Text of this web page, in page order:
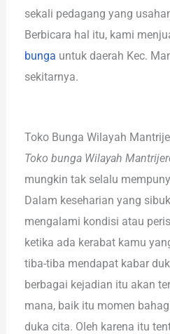
sekali pedagang yang
Berbicara hal itu, kami
bunga untuk daerah Kec.
sekitarnya.
Toko Bunga Wilayah
Toko bunga Wilayah
mungkin tak selalu
Dalam keseharian yang
mengalami kondisi atau
ketika ada kerabat kamu
tiba-tiba mendapat kabar
berbagai kejadian itu akan
mana, baik itu momen
duka cita. Oleh karena itu